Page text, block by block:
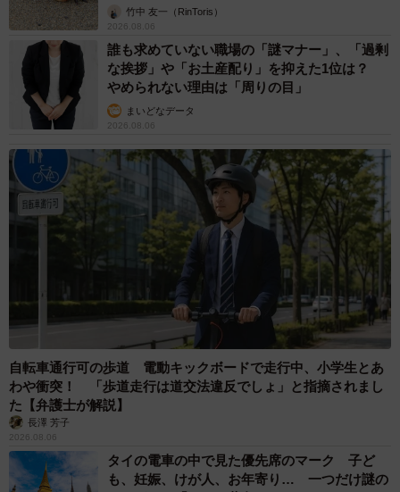
竹中 友一（RinToris）
2026.08.06
誰も求めていない職場の「謎マナー」、「過剰
な挨拶」や「お土産配り」を抑えた1位は？
やめられない理由は「周りの目」
まいどなデータ
2026.08.06
自転車通行可の歩道 電動キックボードで走行中、小学生とあ
わや衝突！ 「歩道走行は道交法違反でしょ」と指摘されまし
た【弁護士が解説】
長澤 芳子
2026.08.06
タイの電車の中で見た優先席のマーク 子ど
も、妊娠、けが人、お年寄り… 一つだけ謎の